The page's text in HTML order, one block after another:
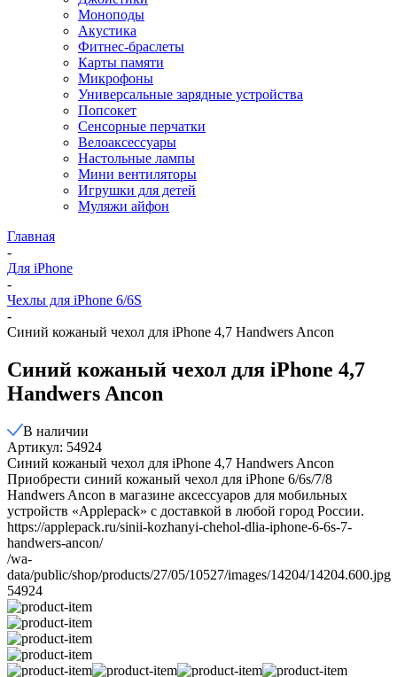
Моноподы
Акустика
Фитнес-браслеты
Карты памяти
Микрофоны
Универсальные зарядные устройства
Попсокет
Сенсорные перчатки
Велоаксессуары
Настольные лампы
Мини вентиляторы
Игрушки для детей
Муляжи айфон
Главная
-
Для iPhone
-
Чехлы для iPhone 6/6S
-
Синий кожаный чехол для iPhone 4,7 Handwers Ancon
Синий кожаный чехол для iPhone 4,7
Handwers Ancon
В наличии
Артикул: 54924
Синий кожаный чехол для iPhone 4,7 Handwers Ancon
Приобрести синий кожаный чехол для iPhone 6/6s/7/8
Handwers Ancon в магазине аксессуаров для мобильных
устройств «Applepack» с доставкой в любой город России.
https://applepack.ru/sinii-kozhanyi-chehol-dlia-iphone-6-6s-7-
handwers-ancon/
/wa-
data/public/shop/products/27/05/10527/images/14204/14204.600.jpg
54924